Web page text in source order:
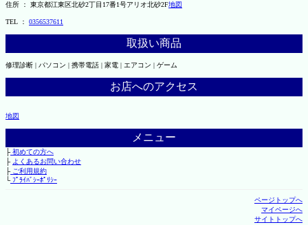
住所 ： 東京都江東区北砂2丁目17番1号アリオ北砂2F地図
TEL ： 0356537611
取扱い商品
修理診断 | パソコン | 携帯電話 | 家電 | エアコン | ゲーム
お店へのアクセス
地図
メニュー
├初めての方へ
├ よくあるお問い合わせ
├ご利用規約
└ﾌﾟﾗｲﾊﾞｼｰﾎﾟﾘｼｰ
ページトップへ
マイページへ
サイトトップへ